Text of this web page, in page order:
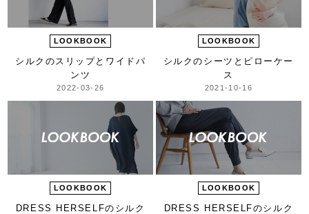
LOOKBOOK
シルクのスリップと ワイドパ
ンツ
2022-03-26
LOOKBOOK
シルクのシーツとピローケー
ス
2021-10-16
LOOKBOOK
DRESS HERSELFの シルク
LOOKBOOK
DRESS HERSELFのシルク